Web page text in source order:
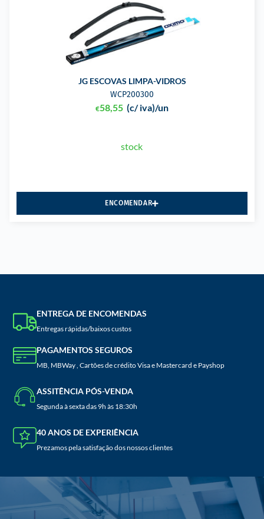
JG ESCOVAS LIMPA-VIDROS
WCP200300
€58,55 (c/ iva)/un
stock
ENCOMENDAR
ENTREGA DE ENCOMENDAS
Entregas rápidas/baixos custos
PAGAMENTOS SEGUROS
MB, MBWay , Cartões de crédito Visa e Mastercard e Payshop
ASSITÊNCIA PÓS-VENDA
Segunda à sexta das 9h às 18:30h
40 ANOS DE EXPERIÊNCIA
Prezamos pela satisfação dos nossos clientes